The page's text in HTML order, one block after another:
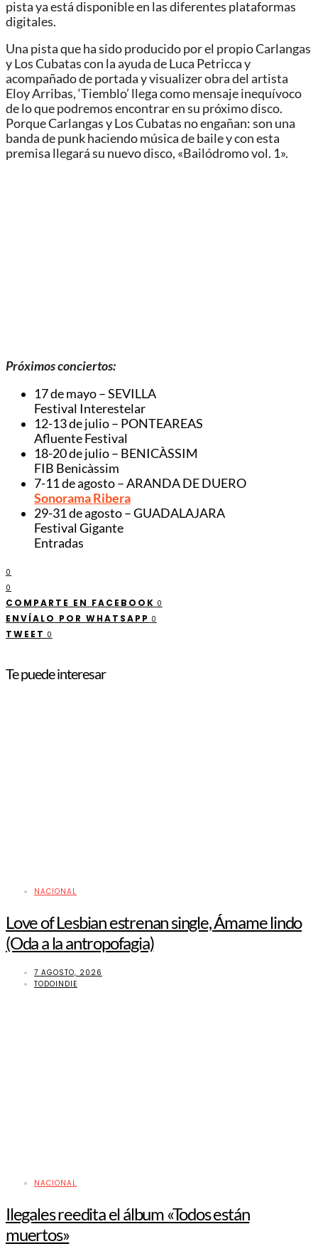
pista ya está disponible en las diferentes plataformas
digitales.
Una pista que ha sido producido por el propio Carlangas
y Los Cubatas con la ayuda de Luca Petricca y
acompañado de portada y visualizer obra del artista
Eloy Arribas, ‘Tiemblo’ llega como mensaje inequívoco
de lo que podremos encontrar en su próximo disco.
Porque Carlangas y Los Cubatas no engañan: son una
banda de punk haciendo música de baile y con esta
premisa llegará su nuevo disco, «Bailódromo vol. 1».
Próximos conciertos:
17 de mayo – SEVILLA
Festival Interestelar
12-13 de julio – PONTEAREAS
Afluente Festival
18-20 de julio – BENICÀSSIM
FIB Benicàssim
7-11 de agosto – ARANDA DE DUERO
Sonorama Ribera
29-31 de agosto – GUADALAJARA
Festival Gigante
Entradas
0
0
COMPARTE EN FACEBOOK 0
ENVÍALO POR WHATSAPP 0
TWEET 0
Te puede interesar
NACIONAL
Love of Lesbian estrenan single, Ámame lindo
(Oda a la antropofagia)
7 AGOSTO, 2026
TODOINDIE
NACIONAL
Ilegales reedita el álbum «Todos están
muertos»